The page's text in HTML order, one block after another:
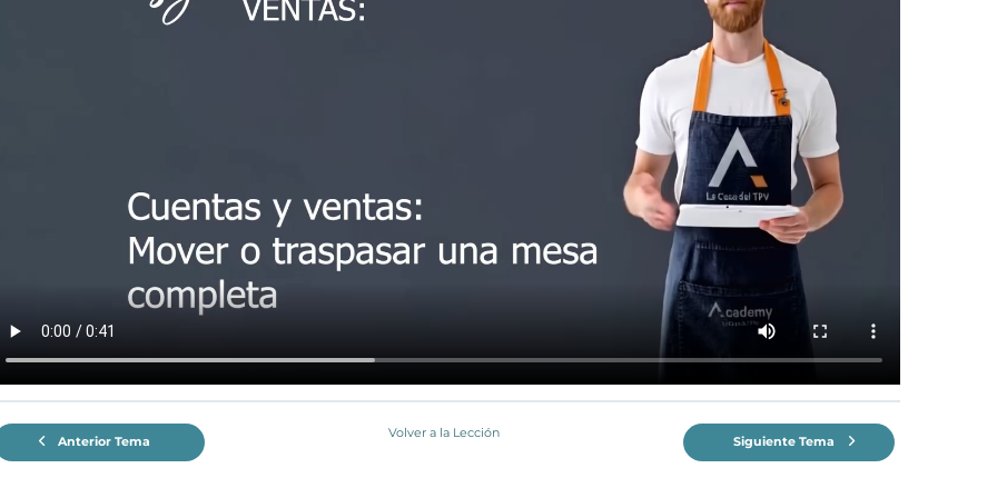
Anterior Tema
Volver a la Lección
Siguiente Tema